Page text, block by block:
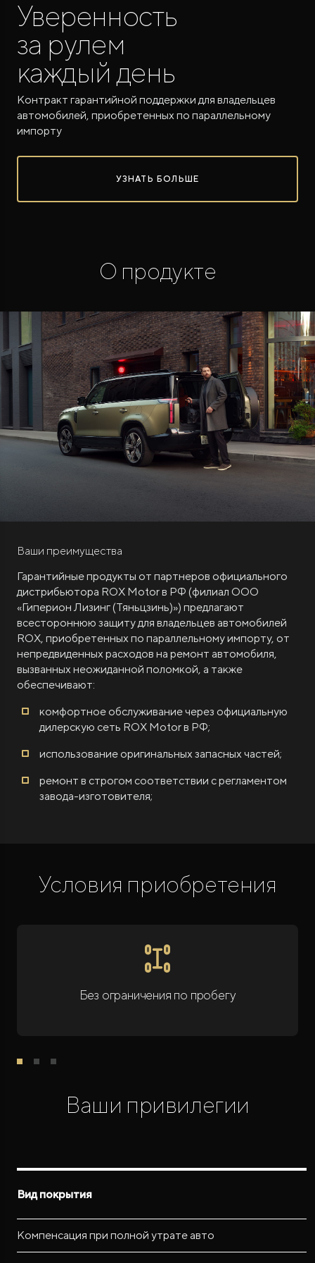
ROX ADAMAS
Совершенно новый флагманский внедорожник
Уверенность
за рулем
каждый день
Контракт гарантийной поддержки для владельцев
автомобилей, приобретенных по параллельному
импорту
УЗНАТЬ БОЛЬШЕ
О продукте
Ваши преимущества
Гарантийные продукты от партнеров официального
дистрибьютора ROX Motor в РФ (филиал ООО
«Гиперион Лизинг (Тяньцзинь)») предлагают
всестороннюю защиту для владельцев автомобилей
ROX, приобретенных по параллельному импорту, от
непредвиденных расходов на ремонт автомобиля,
вызванных неожиданной поломкой, а также
обеспечивают:
комфортное обслуживание через официальную
дилерскую сеть ROX Motor в РФ;
использование оригинальных запасных частей;
ремонт в строгом соответствии с регламентом
завода-изготовителя;
Условия приобретения
Без ограничения по пробегу
Ваши привилегии
Вид покрытия
Компенсация при полной утрате авто